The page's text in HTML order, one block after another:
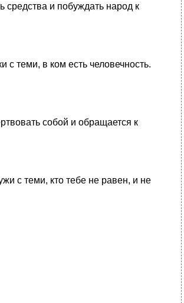
и побуждать народ к
теми, в ком есть человечность.
собой и обращается к
с теми, кто тебе не равен, и не